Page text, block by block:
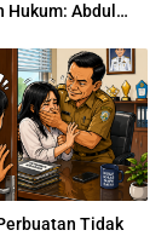
Hukum: Abdul
Ajak Pelaku
Sungai
Tidak